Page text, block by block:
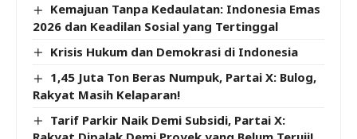
Kemajuan Tanpa Kedaulatan: Indonesia Emas
2026 dan Keadilan Sosial yang Tertinggal
Krisis Hukum dan Demokrasi di Indonesia
1,45 Juta Ton Beras Numpuk, Partai X: Bulog,
Rakyat Masih Kelaparan!
Tarif Parkir Naik Demi Subsidi, Partai X: